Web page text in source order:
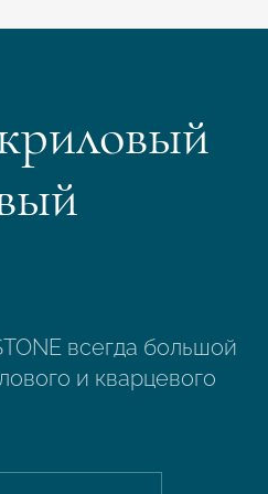
всегда большой
и кварцевого